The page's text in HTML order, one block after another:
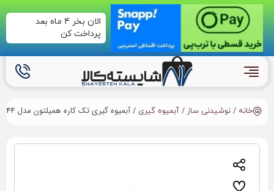
الان بخر 4 ماه بعد
پرداخت کن
خانه / نوشیدنی ساز / آبمیوه گیری / آبمیوه گیری تک کاره همیلتون مدل JH-144